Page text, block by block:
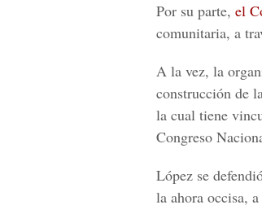
Por su parte, el
comunitaria, a
A la vez, la
construcción de
la cual tiene
Congreso
López se
la ahora occisa,